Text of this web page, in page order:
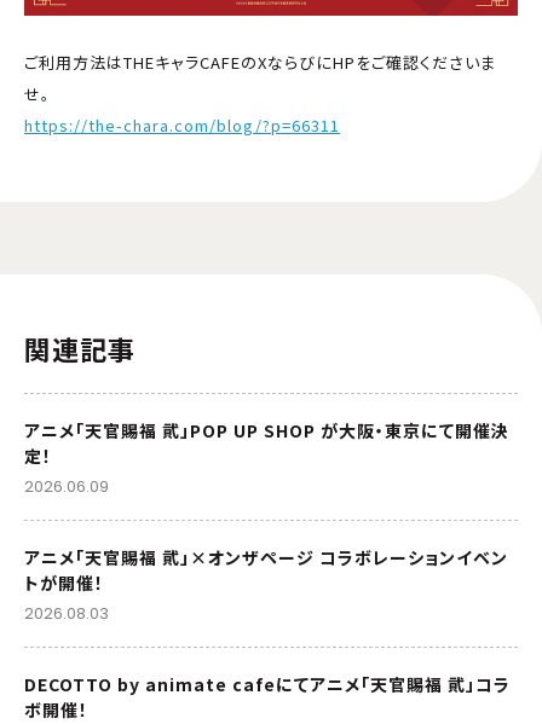
ご利用方法はTHEキャラCAFEのXならびにHPをご確認くださいま
せ。
https://the-chara.com/blog/?p=66311
関連記事
アニメ「天官賜福 貮」POP UP SHOP が大阪・東京にて開催決
定！
2026.06.09
アニメ「天官賜福 貮」×オンザページ コラボレーションイベン
トが開催！
2026.08.03
DECOTTO by animate cafeにてアニメ「天官賜福 貮」コラ
ボ開催！